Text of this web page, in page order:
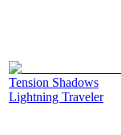
Tension Shadows
Lightning Traveler